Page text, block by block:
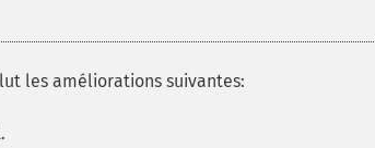
les améliorations suivantes: